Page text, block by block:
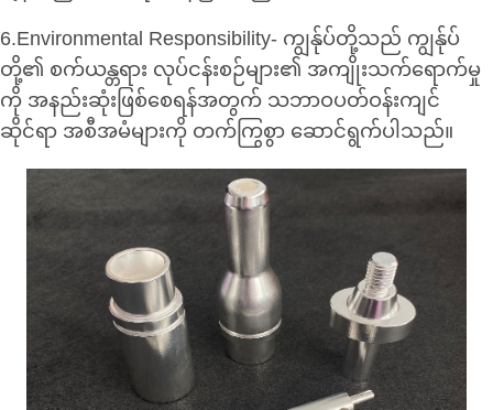
6.Environmental Responsibility- ကျွန်ုပ်တို့သည် ကျွန်ုပ်
တို့၏ စက်ယန္တရား လုပ်ငန်းစဉ်များ၏ အကျိုးသက်ရောက်မှု
ကို အနည်းဆုံးဖြစ်စေရန်အတွက် သဘာဝပတ်ဝန်းကျင်
ဆိုင်ရာ အစီအမံများကို တက်ကြွစွာ ဆောင်ရွက်ပါသည်။